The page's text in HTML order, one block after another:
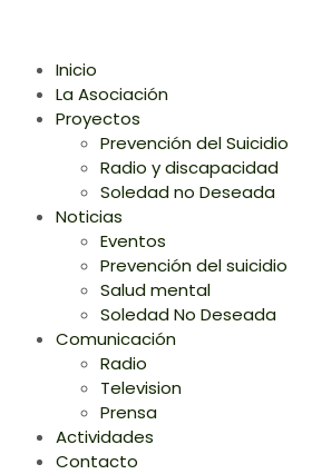
Inicio
La Asociación
Proyectos
Prevención del Suicidio
Radio y discapacidad
Soledad no Deseada
Noticias
Eventos
Prevención del suicidio
Salud mental
Soledad No Deseada
Comunicación
Radio
Television
Prensa
Actividades
Contacto